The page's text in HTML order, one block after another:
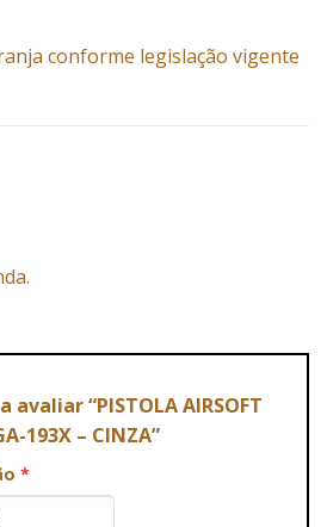
conforme legislação vigente
“PISTOLA AIRSOFT
193X – CINZA”
*